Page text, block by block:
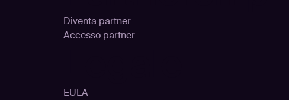
Diventa partner
Accesso partner
EULA